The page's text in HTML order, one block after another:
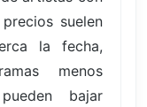
suelen
la fecha,
menos
bajar